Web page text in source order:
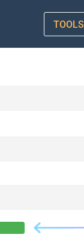
TOOLS